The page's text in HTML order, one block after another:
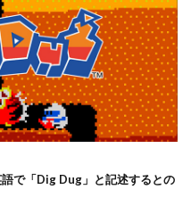
語で「Dig Dug」と記述するとの